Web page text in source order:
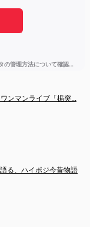
ンマンライブ「楯突...
る、ハイポジ今昔物語